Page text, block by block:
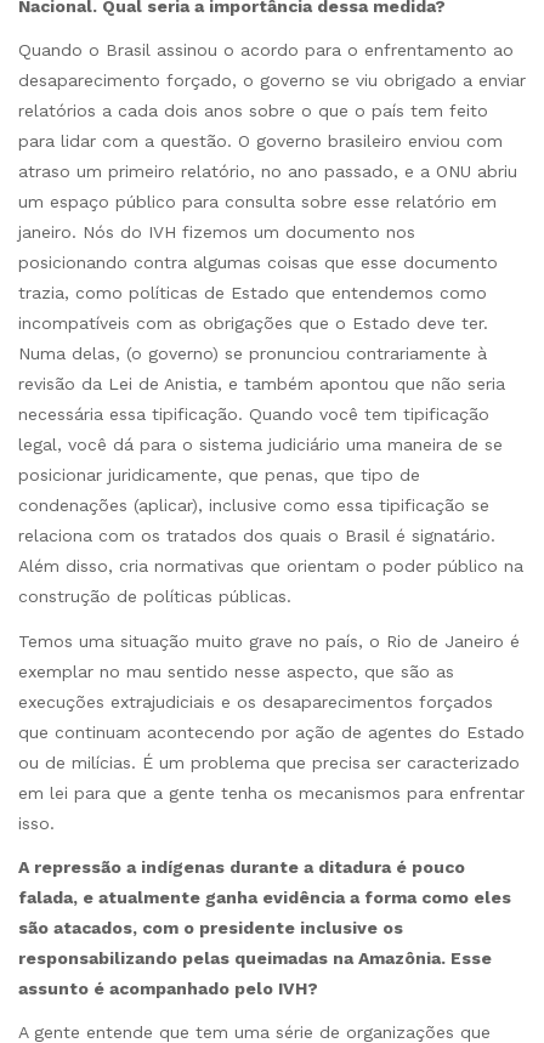
Nacional. Qual seria a importância dessa medida?
Quando o Brasil assinou o acordo para o enfrentamento ao
desaparecimento forçado, o governo se viu obrigado a enviar
relatórios a cada dois anos sobre o que o país tem feito
para lidar com a questão. O governo brasileiro enviou com
atraso um primeiro relatório, no ano passado, e a ONU abriu
um espaço público para consulta sobre esse relatório em
janeiro. Nós do IVH fizemos um documento nos
posicionando contra algumas coisas que esse documento
trazia, como políticas de Estado que entendemos como
incompatíveis com as obrigações que o Estado deve ter.
Numa delas, (o governo) se pronunciou contrariamente à
revisão da Lei de Anistia, e também apontou que não seria
necessária essa tipificação. Quando você tem tipificação
legal, você dá para o sistema judiciário uma maneira de se
posicionar juridicamente, que penas, que tipo de
condenações (aplicar), inclusive como essa tipificação se
relaciona com os tratados dos quais o Brasil é signatário.
Além disso, cria normativas que orientam o poder público na
construção de políticas públicas.
Temos uma situação muito grave no país, o Rio de Janeiro é
exemplar no mau sentido nesse aspecto, que são as
execuções extrajudiciais e os desaparecimentos forçados
que continuam acontecendo por ação de agentes do Estado
ou de milícias. É um problema que precisa ser caracterizado
em lei para que a gente tenha os mecanismos para enfrentar
isso.
A repressão a indígenas durante a ditadura é pouco
falada, e atualmente ganha evidência a forma como eles
são atacados, com o presidente inclusive os
responsabilizando pelas queimadas na Amazônia. Esse
assunto é acompanhado pelo IVH?
A gente entende que tem uma série de organizações que